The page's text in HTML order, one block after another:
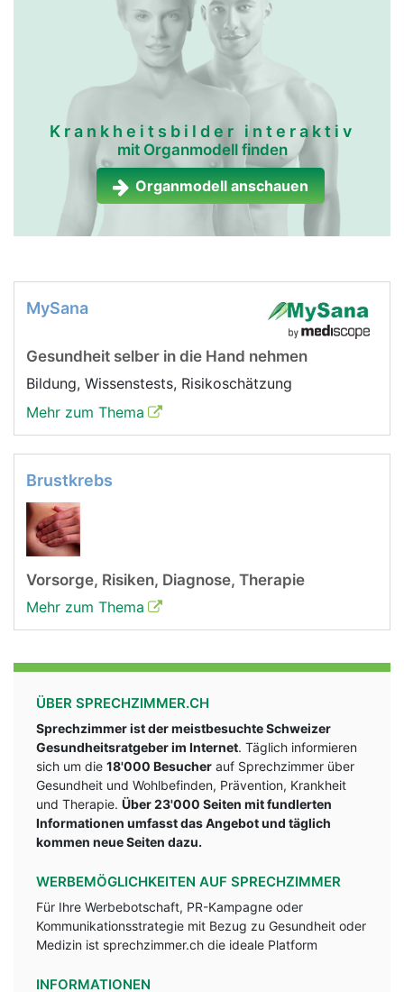
Krankheitsbilder interaktiv
mit Organmodell finden
Organmodell anschauen
MySana
Gesundheit selber in die Hand nehmen
Bildung, Wissenstests, Risikoschätzung
Mehr zum Thema
Brustkrebs
Vorsorge, Risiken, Diagnose, Therapie
Mehr zum Thema
ÜBER SPRECHZIMMER.CH
Sprechzimmer ist der meistbesuchte Schweizer
Gesundheitsratgeber im Internet. Täglich informieren
sich um die 18'000 Besucher auf Sprechzimmer über
Gesundheit und Wohlbefinden, Prävention, Krankheit
und Therapie. Über 23'000 Seiten mit fundlerten
Informationen umfasst das Angebot und täglich
kommen neue Seiten dazu.
WERBEMÖGLICHKEITEN AUF SPRECHZIMMER
Für Ihre Werbebotschaft, PR-Kampagne oder
Kommunikationsstrategie mit Bezug zu Gesundheit oder
Medizin ist sprechzimmer.ch die ideale Platform
INFORMATIONEN